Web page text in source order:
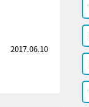
2017.06.10